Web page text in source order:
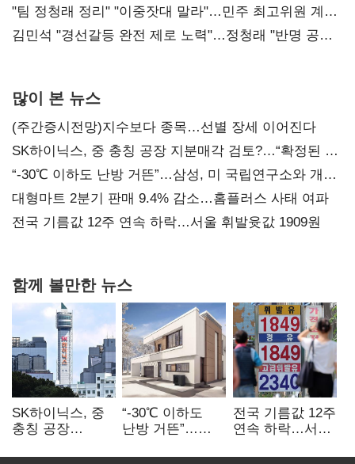
"팀 정청래 정리" "이중잣대 말라"…민주 최고위원 계파
다툼 격화
김민석 "경선갈등 완전 제로 노력"…정청래 "반명 공세
많이 본 뉴스
(주간증시전망)지수보다 종목…선별 장세 이어진다
SK하이닉스, 중 충칭 공장 지분매각 검토?…“확정된 바
없어”
“-30℃ 이하도 난방 거뜬”…삼성, 미 국립연구소와 개발
협력
대형마트 2분기 판매 9.4% 감소…홈플러스 사태 여파
전국 기름값 12주 연속 하락…서울 휘발윳값 1909원
함께 볼만한 뉴스
SK하이닉스, 중
충칭 공장
검토?…“확정된
“-30℃ 이하도
난방 거뜬”…
국립연구소와
전국 기름값 12주
연속 하락…서울